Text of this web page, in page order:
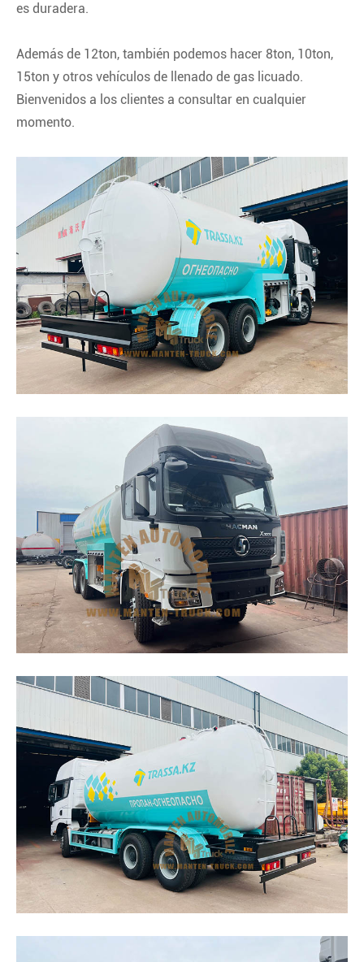
es duradera.
Además de 12ton, también podemos hacer 8ton, 10ton,
15ton y otros vehículos de llenado de gas licuado.
Bienvenidos a los clientes a consultar en cualquier
momento.